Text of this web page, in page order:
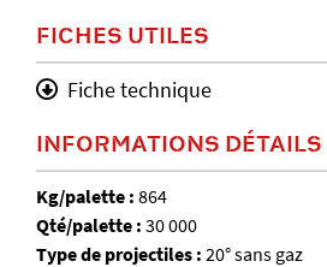
FICHES UTILES
Fiche technique
INFORMATIONS DÉTAILS
Kg/palette : 864
Qté/palette : 30 000
Type de projectiles : 20° sans gaz